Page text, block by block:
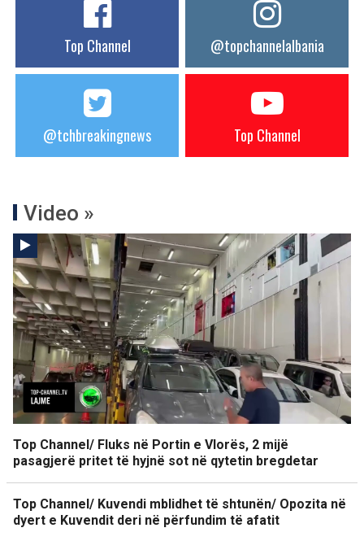
Top Channel @topchannelalbania
@tchbreakingnews Top Channel
Video »
Top Channel/ Fluks në Portin e Vlorës, 2 mijë
pasagjerë pritet të hyjnë sot në qytetin bregdetar
Top Channel/ Kuvendi mblidhet të shtunën/ Opozita në
dyert e Kuvendit deri në përfundim të afatit